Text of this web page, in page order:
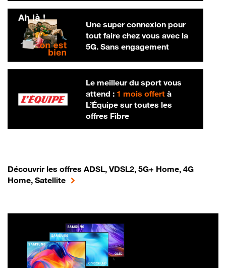
Une super connexion pour
tout faire chez vous avec la
5G. Sans engagement
Le meilleur du sport vous
attend : 1 mois offertà
L’Équipe sur toutes les
offres Fibre
Découvrir les offres ADSL, VDSL2, 5G+ Home, 4G
Home, Satellite